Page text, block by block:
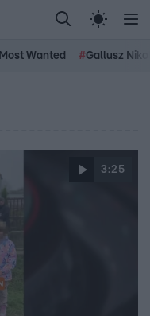
Most Wanted #Gallusz
3:25